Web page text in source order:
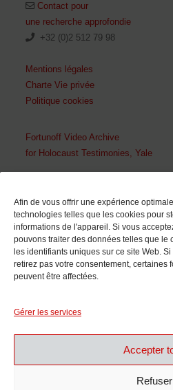
Afin de vous offrir une expérience
technologies telles que les cookies pour
informations de l'appareil. Si vous
pouvons traiter des données telles que le
les identifiants uniques sur ce site Web.
retirez pas votre consentement, certaines
peuvent être affectées.
Gérer les services
Accepter
Refuser
Contact pour
une recherche approfondie
+32 (0)2 512 79 98
Mentions légales
Charte Vie privée
Politique cookies
Fortunoff Video Archive
for Holocaust Testimonies, Yale
En collaboration avec